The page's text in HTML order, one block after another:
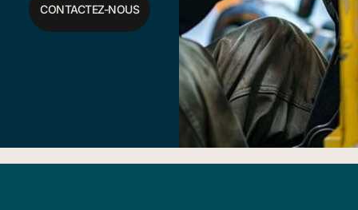
CONTACTEZ-NOUS